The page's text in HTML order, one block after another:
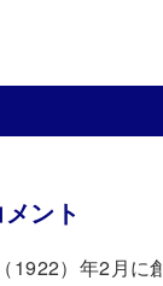
ント
1922）年2月に